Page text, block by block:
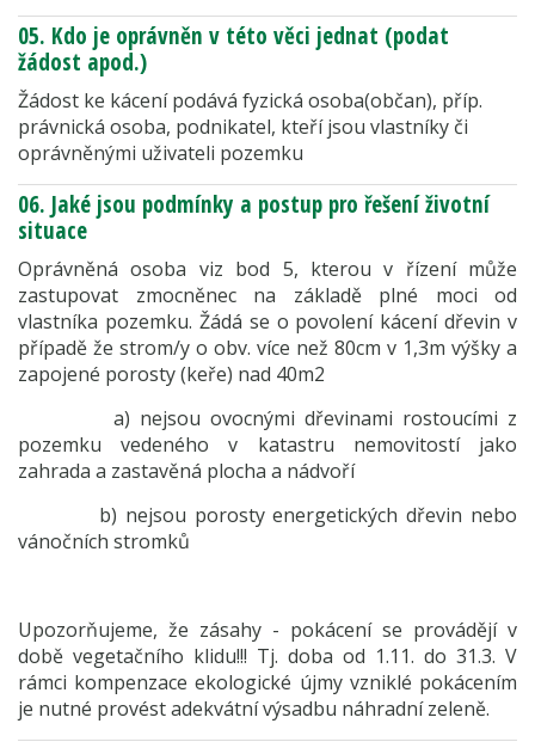
05. Kdo je oprávněn v této věci jednat (podat
žádost apod.)
Žádost ke kácení podává fyzická osoba(občan), příp.
právnická osoba, podnikatel, kteří jsou vlastníky či
oprávněnými uživateli pozemku
06. Jaké jsou podmínky a postup pro řešení životní
situace
Oprávněná osoba viz bod 5, kterou v řízení může
zastupovat zmocněnec na základě plné moci od
vlastníka pozemku. Žádá se o povolení kácení dřevin v
případě že strom/y o obv. více než 80cm v 1,3m výšky a
zapojené porosty (keře) nad 40m2
a) nejsou ovocnými dřevinami rostoucími z
pozemku vedeného v katastru nemovitostí jako
zahrada a zastavěná plocha a nádvoří
b) nejsou porosty energetických dřevin nebo
vánočních stromků
Upozorňujeme, že zásahy - pokácení se provádějí v
době vegetačního klidu!!! Tj. doba od 1.11. do 31.3. V
rámci kompenzace ekologické újmy vzniklé pokácením
je nutné provést adekvátní výsadbu náhradní zeleně.